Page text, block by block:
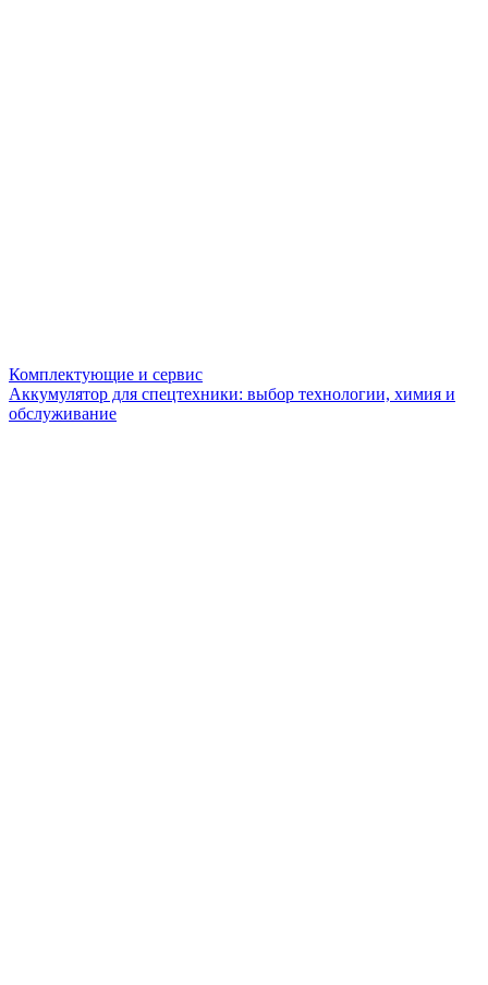
Комплектующие и сервис
Аккумулятор для спецтехники: выбор технологии, химия и
обслуживание